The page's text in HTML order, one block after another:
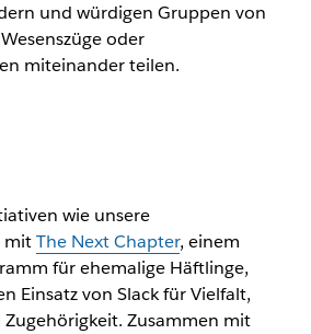
und würdigen Gruppen von
oder
miteinander teilen.
wie unsere
mitThe Next Chapter, einem
für ehemalige Häftlinge,
Einsatz von Slack für Vielfalt,
Zusammen mit